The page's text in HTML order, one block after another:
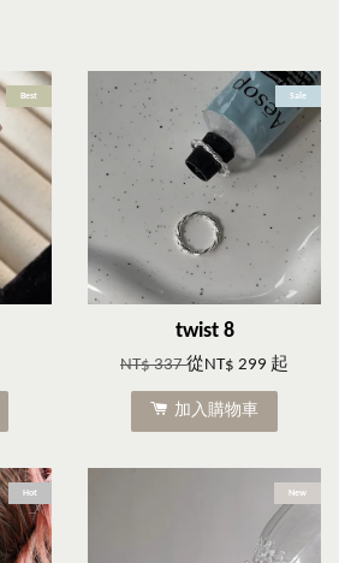
Best Sale
twist 8
NT$ 337從NT$ 299 起
加入購物車
Hot New